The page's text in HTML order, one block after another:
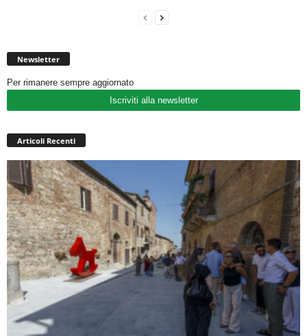
Newsletter
Per rimanere sempre aggiornato
Iscriviti alla newsletter
Articoli Recenti